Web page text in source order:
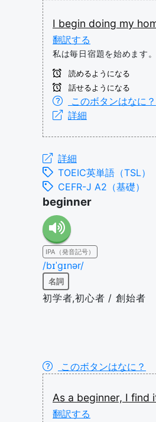
I begin doing my
翻訳する
私は毎日宿題を始めます。
読めるようになる
話せるようになる
このボタンはなに？
詳細
詳細
TOEIC英単語（TSL）
CEFR-J A2（基礎）
beginner
IPA（発音記号）
/bɪˈɡɪnər/
名詞
初学者,初心者 / 創始者
このボタンはなに？
As a beginner, I find
翻訳する